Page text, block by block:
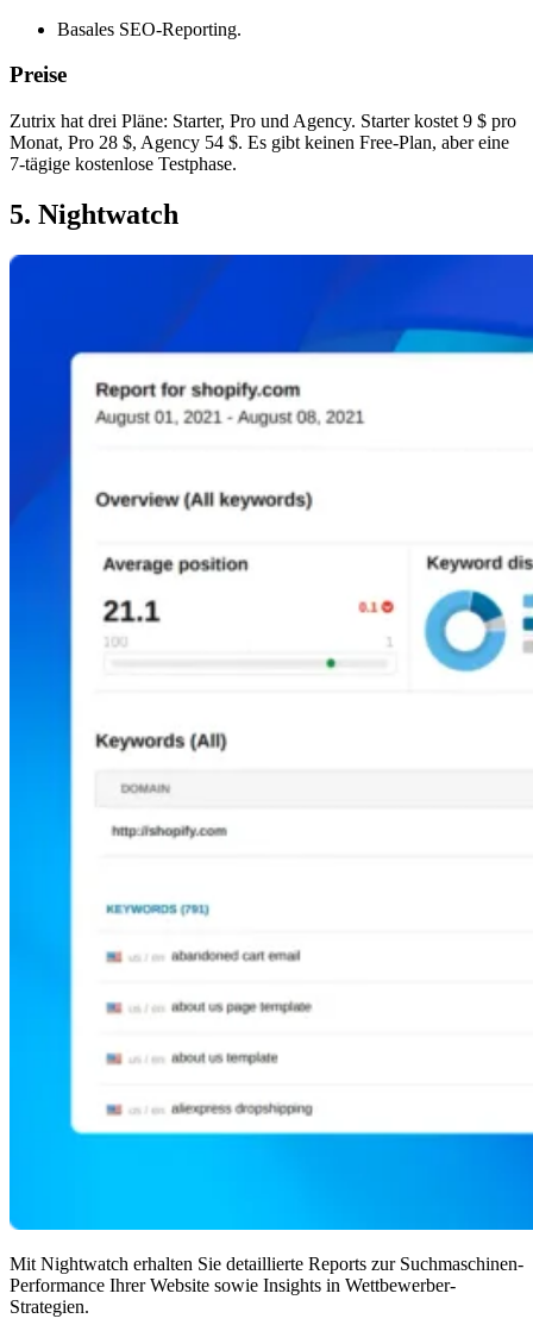
Basales SEO-Reporting.
Preise
Zutrix hat drei Pläne: Starter, Pro und Agency. Starter kostet 9 $ pro
Monat, Pro 28 $, Agency 54 $. Es gibt keinen Free-Plan, aber eine
7-tägige kostenlose Testphase.
5. Nightwatch
Mit Nightwatch erhalten Sie detaillierte Reports zur Suchmaschinen-
Performance Ihrer Website sowie Insights in Wettbewerber-
Strategien.